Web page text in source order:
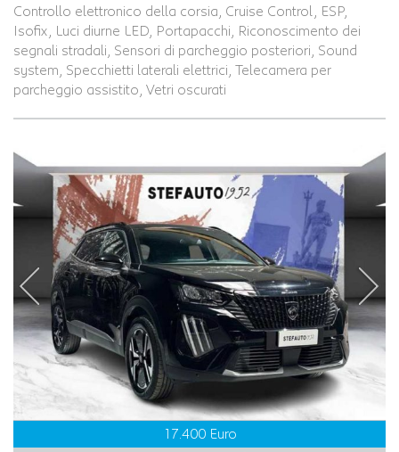
Controllo elettronico della corsia, Cruise Control, ESP,
Isofix, Luci diurne LED, Portapacchi, Riconoscimento dei
segnali stradali, Sensori di parcheggio posteriori, Sound
system, Specchietti laterali elettrici, Telecamera per
parcheggio assistito, Vetri oscurati
17.400 Euro